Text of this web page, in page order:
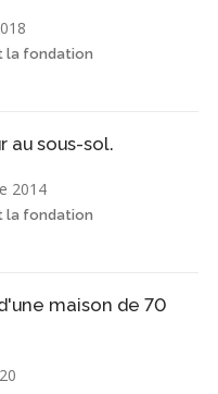
la fondation
au sous-sol.
2014
la fondation
maison de 70